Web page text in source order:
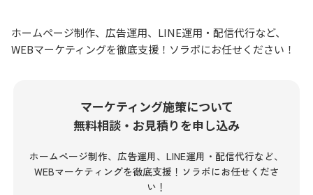
ホームページ制作、広告運用、LINE運用・配信代行など、
WEBマーケティングを徹底支援！ソラボにお任せください！
マーケティング施策について
無料相談・お見積りを申し込み
ホームページ制作、広告運用、LINE運用・配信代行など、
WEBマーケティングを徹底支援！ソラボにお任せくださ
い！